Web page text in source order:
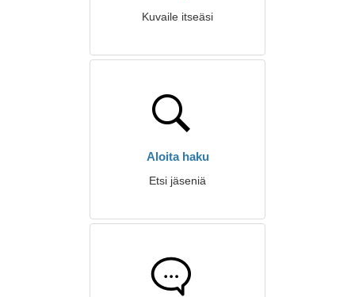
Kuvaile itseäsi
Aloita haku
Etsi jäseniä